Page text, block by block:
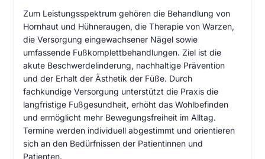
Zum Leistungsspektrum gehören die Behandlung von
Hornhaut und Hühneraugen, die Therapie von Warzen,
die Versorgung eingewachsener Nägel sowie
umfassende Fußkomplettbehandlungen. Ziel ist die
akute Beschwerdelinderung, nachhaltige Prävention
und der Erhalt der Ästhetik der Füße. Durch
fachkundige Versorgung unterstützt die Praxis die
langfristige Fußgesundheit, erhöht das Wohlbefinden
und ermöglicht mehr Bewegungsfreiheit im Alltag.
Termine werden individuell abgestimmt und orientieren
sich an den Bedürfnissen der Patientinnen und
Patienten.